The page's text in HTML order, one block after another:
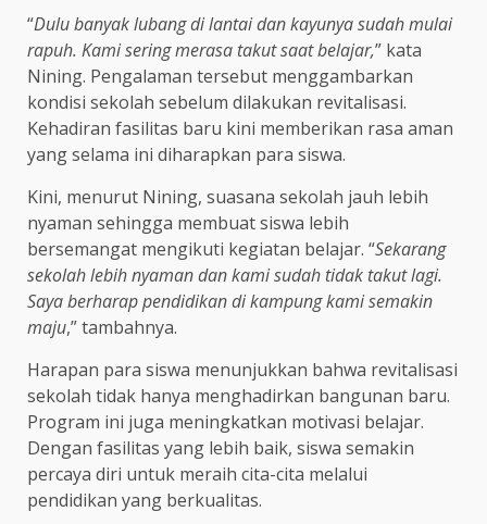
“Dulu banyak lubang di lantai dan kayunya sudah mulai
rapuh. Kami sering merasa takut saat belajar,” kata
Nining. Pengalaman tersebut menggambarkan
kondisi sekolah sebelum dilakukan revitalisasi.
Kehadiran fasilitas baru kini memberikan rasa aman
yang selama ini diharapkan para siswa.
Kini, menurut Nining, suasana sekolah jauh lebih
nyaman sehingga membuat siswa lebih
bersemangat mengikuti kegiatan belajar. “Sekarang
sekolah lebih nyaman dan kami sudah tidak takut lagi.
Saya berharap pendidikan di kampung kami semakin
maju,” tambahnya.
Harapan para siswa menunjukkan bahwa revitalisasi
sekolah tidak hanya menghadirkan bangunan baru.
Program ini juga meningkatkan motivasi belajar.
Dengan fasilitas yang lebih baik, siswa semakin
percaya diri untuk meraih cita-cita melalui
pendidikan yang berkualitas.